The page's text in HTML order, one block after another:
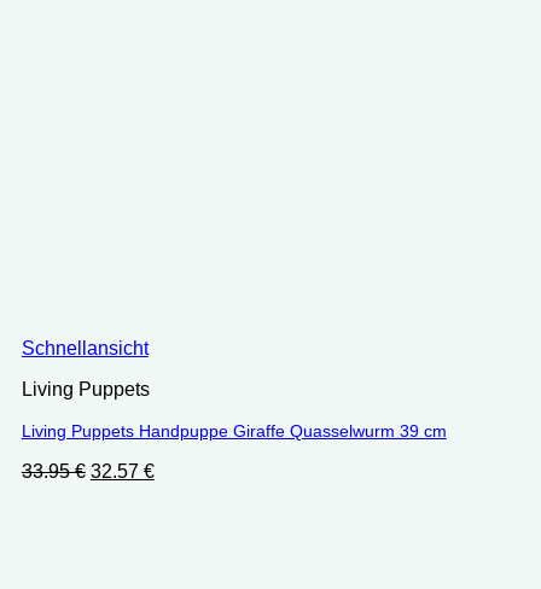
Schnellansicht
Living Puppets
Living Puppets Handpuppe Giraffe Quasselwurm 39 cm
33.95€ Ursprünglicher
32.57 €Aktueller